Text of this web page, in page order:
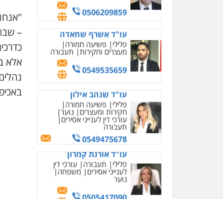
עו"ד אורנת קמרון
לענייני אסירים משפחה
נוער
עו"ד חמאדה מסרי
תעבורה
0526631970
עו"ד פיני פישלר
פלילי תעבורה מח"ש
אזרחי כלכלי
0505234000
–
אלא